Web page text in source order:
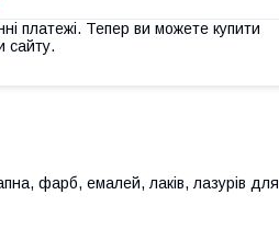
платежі. Тепер ви можете купити
сайту.
фарб, емалей, лаків, лазурів для